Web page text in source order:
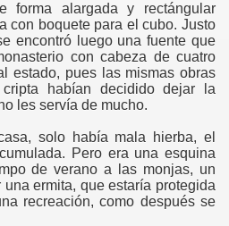
forma alargada y rectángular
con boquete para el cubo. Justo
encontró luego una fuente que
con cabeza de cuatro
estado, pues las mismas obras
habían decidido dejar la
les servía de mucho.
solo había mala hierba, el
Pero era una esquina
de verano a las monjas, un
ermita, que estaría protegida
recreación, como después se